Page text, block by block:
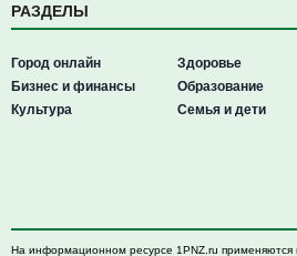
РАЗДЕЛЫ
Город онлайн
Бизнес и финансы
Культура
Здоровье
Образование
Семья и дети
На информационном ресурсе 1PNZ.ru